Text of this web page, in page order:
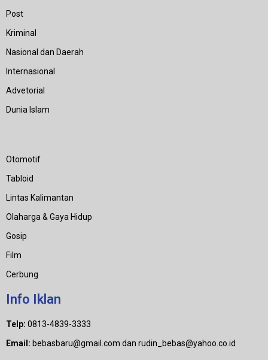
Post
Kriminal
Nasional dan Daerah
Internasional
Advetorial
Dunia Islam
Otomotif
Tabloid
Lintas Kalimantan
Olaharga & Gaya Hidup
Gosip
Film
Cerbung
Info Iklan
Telp: 0813-4839-3333
Email: bebasbaru@gmail.com dan rudin_bebas@yahoo.co.id